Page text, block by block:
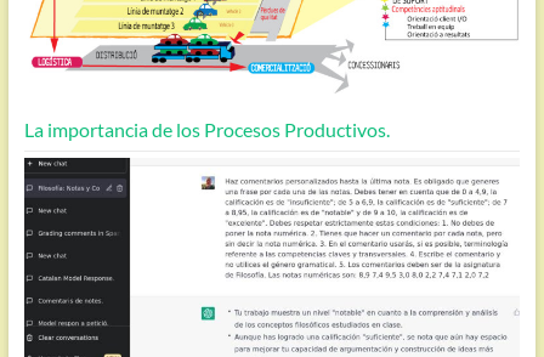
La importancia de los Procesos Productivos.